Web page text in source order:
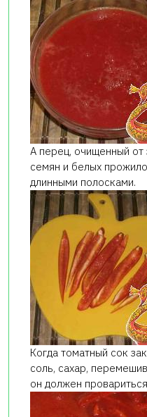
А перец, очищенный от
семян и белых
длинными полосками.
Когда томатный сок
соль, сахар,
он должен